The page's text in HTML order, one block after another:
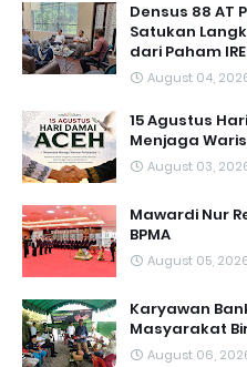
Densus 88 AT
Satukan
dari Paham
August 04,
15 Agustus
Menjaga
August 03,
Mawardi Nur
BPMA
August 05,
Karyawan
Masyarakat
August 06,